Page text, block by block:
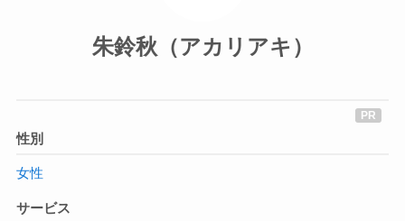
朱鈴秋（アカリアキ）
性別
女性
サービス